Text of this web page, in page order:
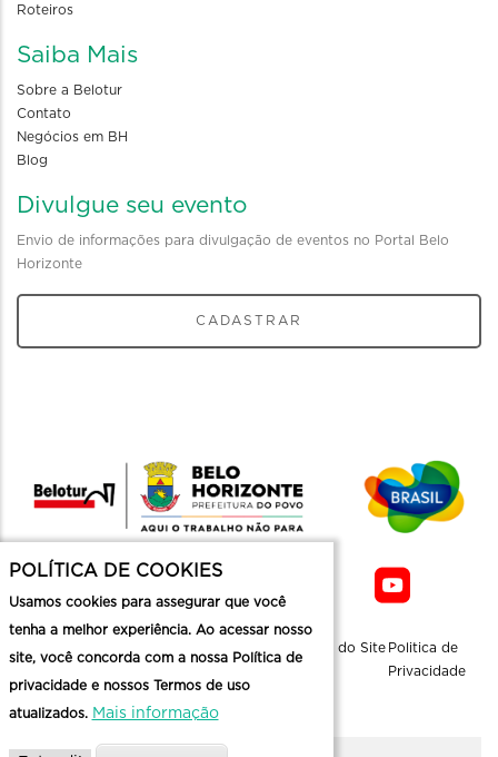
Roteiros
Saiba Mais
Sobre a Belotur
Contato
Negócios em BH
Blog
Divulgue seu evento
Envio de informações para divulgação de eventos no Portal Belo
Horizonte
CADASTRAR
Mapa do Site Politica de
Privacidade
POLÍTICA DE COOKIES
Usamos cookies para assegurar que você
tenha a melhor experiência. Ao acessar nosso
site, você concorda com a nossa Política de
privacidade e nossos Termos de uso
atualizados. Mais informação